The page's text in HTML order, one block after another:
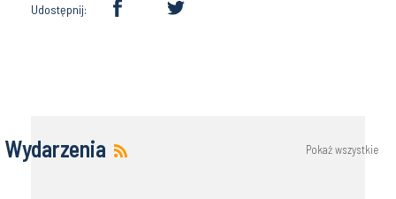
Udostępnij:
Wydarzenia Pokaż wszystkie